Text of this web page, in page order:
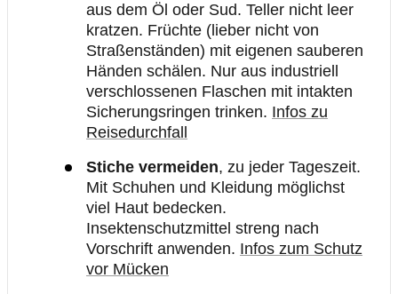
aus dem Öl oder Sud. Teller nicht leer
kratzen. Früchte (lieber nicht von
Straßenständen) mit eigenen sauberen
Händen schälen. Nur aus industriell
verschlossenen Flaschen mit intakten
Sicherungsringen trinken. Infos zu
Reisedurchfall
Stiche vermeiden, zu jeder Tageszeit.
Mit Schuhen und Kleidung möglichst
viel Haut bedecken.
Insektenschutzmittel streng nach
Vorschrift anwenden. Infos zum Schutz
vor Mücken